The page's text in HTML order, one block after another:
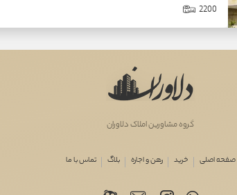
2200
گروه مشاورین املاک دلاوران
صفحه اصلی خرید رهن و اجاره بلاگ تماس با ما